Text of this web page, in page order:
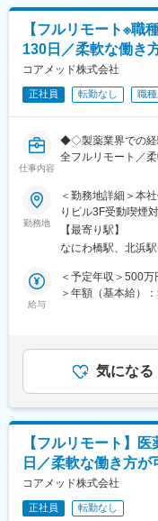
変更の範囲：会社
・歯科業界におけ
の充実と働き方改
・地域に所在する
・集患マーケティ
▼一部事例
・採用・教育・シ
向上
・従業員教育の充
・地域に所在する
・共同購買、本部
化
・金融機関からの
・経営承継後にお
■組織体制
CHCPグループ企
・企業数：9社
・社員数：約150名
グループ拠点数
・病院：全国3,076
・薬局：全国186店
・在宅サービス拠点
・歯科医院：237チ
す。月給(月額)は固
【フルリモート※職
130日／柔軟な働き
コアメッド株式会社
正社員 転勤なし 職
仕事内容
◆◇製薬業界での経
全フルリモート／
戦略のコンサルテ
■仕事内容：
医薬品開発におけ
各種申請資料の作
新薬承認に関わる
成までを担ってい
る資料の整備・評
・製造方法/試験方
・安定性試験に関
・外国製造業者認
※クライアントは欧
す。
※プロジェクトは一
にあたっていただき
勤務地
＜勤務地詳細＞本
りビル3F受動喫煙
【最寄り駅】
なにわ橋駅、北浜
給与
＜予定年収＞500
＞年額（基本給）
平均で夏2ヶ月分
り、選考を通じて
当を含めた表記で
気になる
【フルリモート】
日／柔軟な働き方
コアメッド株式会社
正社員 転勤なし